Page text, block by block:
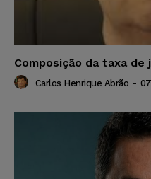
Composição da taxa de
Carlos Henrique Abrão -